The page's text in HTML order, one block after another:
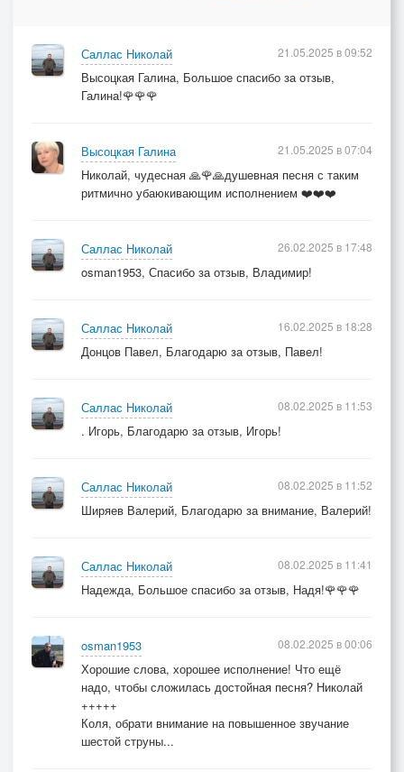
Саллас Николай
Высоцкая Галина, Большое спасибо за отзыв,
Галина!🌹🌹🌹
21.05.2025 в 09:52
Высоцкая Галина
Николай, чудесная 🙏🌹🙏душевная песня с таким
ритмично убаюкивающим исполнением ❤️❤️❤️
21.05.2025 в 07:04
Саллас Николай
osman1953, Спасибо за отзыв, Владимир!
26.02.2025 в 17:48
Саллас Николай
Донцов Павел, Благодарю за отзыв, Павел!
16.02.2025 в 18:28
Саллас Николай
. Игорь, Благодарю за отзыв, Игорь!
08.02.2025 в 11:53
Саллас Николай
Ширяев Валерий, Благодарю за внимание, Валерий!
08.02.2025 в 11:52
Саллас Николай
Надежда, Большое спасибо за отзыв, Надя!🌹🌹🌹
08.02.2025 в 11:41
osman1953
Хорошие слова, хорошее исполнение! Что ещё
надо, чтобы сложилась достойная песня? Николай
+++++
Коля, обрати внимание на повышенное звучание
шестой струны...
08.02.2025 в 00:06